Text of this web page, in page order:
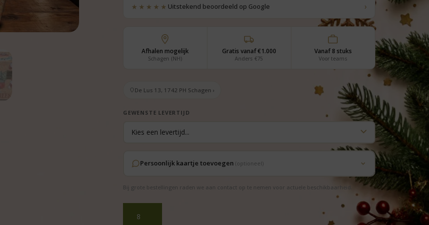
★★★★★ Uitstekend beoordeeld op Google ›
Afhalen mogelijk
Schagen (NH)
Gratis vanaf €1.000
Anders €75
Vanaf 8 stuks
Voor teams
De Lus 13, 1742 PH Schagen ›
GEWENSTE LEVERTIJD
Persoonlijk kaartje toevoegen(optioneel)
Bij grote bestellingen raden we aan contact op te nemen voor actuele beschikbaarheid.
heerlijk